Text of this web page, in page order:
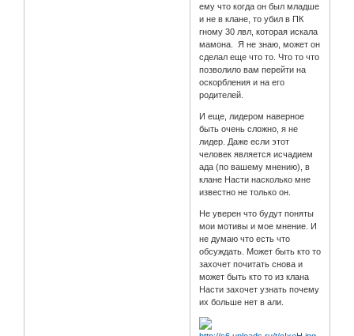
ему что когда он был младше
и не в клане, то убил в ПК
гному 30 лвл, которая искала
мамона. Я не знаю, может он
сделал еще что то. Что то что
позволило вам перейти на
оскорбления и на его
родителей.
И еще, лидером наверное
быть очень сложно, я не
лидер. Даже если этот
человек является исчадием
ада (по вашему мнению), в
клане Насти насколько мне
известно не только он.
Не уверен что будут поняты
мои мотивы и мое мнение. И
не думаю что есть что
обсуждать. Может быть кто то
захочет почитать снова и
может быть кто то из клана
Насти захочет узнать почему
их больше нет в али.